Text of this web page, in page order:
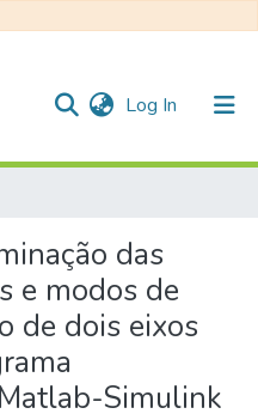
Log In (current)
das
e modos de
de dois eixos
Simulink